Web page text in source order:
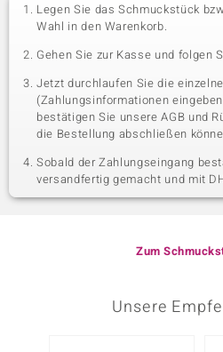
Legen Sie das Schmuckstück
Wahl in den Warenkorb.
Gehen Sie zur Kasse und folgen
Jetzt durchlaufen Sie die
(Zahlungsinformationen
bestätigen Sie unsere AGB und
die Bestellung abschließen
Sobald der Zahlungseingang
versandfertig gemacht und mit
Zum
Unsere